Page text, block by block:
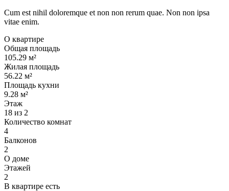
Cum est nihil doloremque et non non rerum quae. Non non ipsa
vitae enim.
О квартире
Общая площадь
105.29 м²
Жилая площадь
56.22 м²
Площадь кухни
9.28 м²
Этаж
18 из 2
Количество комнат
4
Балконов
2
О доме
Этажей
2
В квартире есть